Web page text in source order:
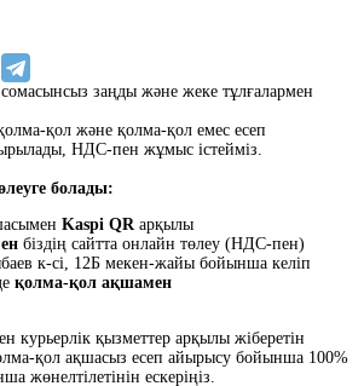
заңды және жеке тұлғалармен
қол және қолма-қол емес есеп
НДС-пен жұмыс істейміз.
болады:
Kaspi QR арқылы
біздің сайтта онлайн төлеу (НДС-пен)
к-сі, 12Б мекен-жайы бойынша келіп
қолма-қол ақшамен
курьерлік қызметтер арқылы жіберетін
қол ақшасыз есеп айырысу бойынша 100%
жөнелтілетінін ескеріңіз.